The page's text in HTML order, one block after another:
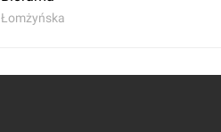
Łomżyńska